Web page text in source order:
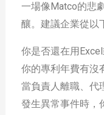
一場像Matco的悲
釀。建議企業從以
你是否還在用
你的專利年費有沒
當負責人離職、代
發生異常事件時，